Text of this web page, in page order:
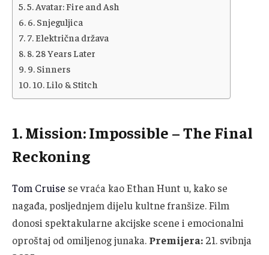
5. Avatar: Fire and Ash
6. Snjeguljica
7. Električna država
8. 28 Years Later
9. Sinners
10. Lilo & Stitch
1. Mission: Impossible – The Final
Reckoning
Tom Cruise se vraća kao Ethan Hunt u, kako se
nagađa, posljednjem dijelu kultne franšize. Film
donosi spektakularne akcijske scene i emocionalni
oproštaj od omiljenog junaka. Premijera: 21. svibnja